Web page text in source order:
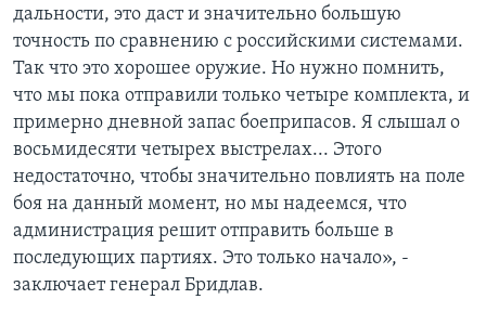
дальности, это даст и значительно большую
точность по сравнению с российскими системами.
Так что это хорошее оружие. Но нужно помнить,
что мы пока отправили только четыре комплекта, и
примерно дневной запас боеприпасов. Я слышал о
восьмидесяти четырех выстрелах... Этого
недостаточно, чтобы значительно повлиять на поле
боя на данный момент, но мы надеемся, что
администрация решит отправить больше в
последующих партиях. Это только начало», -
заключает генерал Бридлав.